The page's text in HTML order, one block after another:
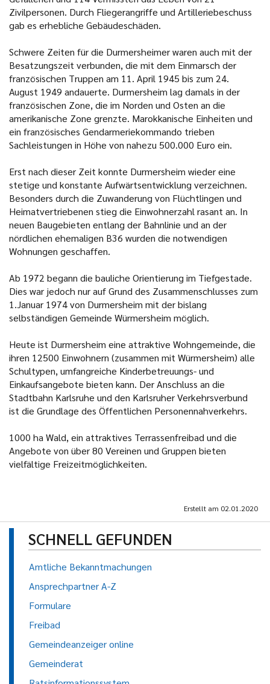
Zivilpersonen. Durch Fliegerangriffe und Artilleriebeschuss
gab es erhebliche Gebäudeschäden.
Schwere Zeiten für die Durmersheimer waren auch mit der
Besatzungszeit verbunden, die mit dem Einmarsch der
französischen Truppen am 11. April 1945 bis zum 24.
August 1949 andauerte. Durmersheim lag damals in der
französischen Zone, die im Norden und Osten an die
amerikanische Zone grenzte. Marokkanische Einheiten und
ein französisches Gendarmeriekommando trieben
Sachleistungen in Höhe von nahezu 500.000 Euro ein.
Erst nach dieser Zeit konnte Durmersheim wieder eine
stetige und konstante Aufwärtsentwicklung verzeichnen.
Besonders durch die Zuwanderung von Flüchtlingen und
Heimatvertriebenen stieg die Einwohnerzahl rasant an. In
neuen Baugebieten entlang der Bahnlinie und an der
nördlichen ehemaligen B36 wurden die notwendigen
Wohnungen geschaffen.
Ab 1972 begann die bauliche Orientierung im Tiefgestade.
Dies war jedoch nur auf Grund des Zusammenschlusses zum
1.Januar 1974 von Durmersheim mit der bislang
selbständigen Gemeinde Würmersheim möglich.
Heute ist Durmersheim eine attraktive Wohngemeinde, die
ihren 12500 Einwohnern (zusammen mit Würmersheim) alle
Schultypen, umfangreiche Kinderbetreuungs- und
Einkaufsangebote bieten kann. Der Anschluss an die
Stadtbahn Karlsruhe und den Karlsruher Verkehrsverbund
ist die Grundlage des Öffentlichen Personennahverkehrs.
1000 ha Wald, ein attraktives Terrassenfreibad und die
Angebote von über 80 Vereinen und Gruppen bieten
vielfältige Freizeitmöglichkeiten.
Erstellt am 02.01.2020
SCHNELL GEFUNDEN
Amtliche Bekanntmachungen
Ansprechpartner A-Z
Formulare
Freibad
Gemeindeanzeiger online
Gemeinderat